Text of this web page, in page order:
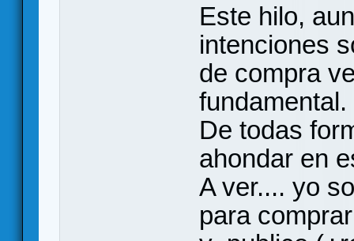
Este hilo,
intenciones
de compra
fundamental.
De todas
ahondar en
A ver.... yo
para